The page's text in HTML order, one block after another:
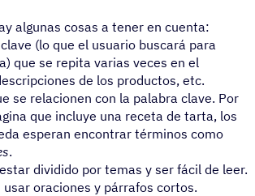
algunas cosas a tener en cuenta:
(lo que el usuario buscará para
que se repita varias veces en el
de los productos, etc.
se relacionen con la palabra clave. Por
que incluye una receta de tarta, los
esperan encontrar términos como
.
dividido por temas y ser fácil de leer.
oraciones y párrafos cortos.